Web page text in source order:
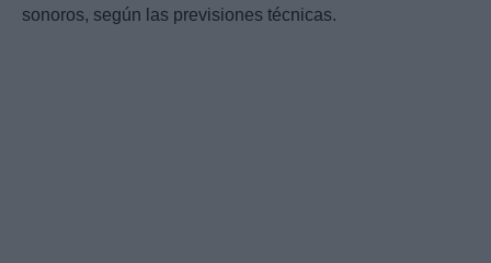
sonoros, según las previsiones técnicas.